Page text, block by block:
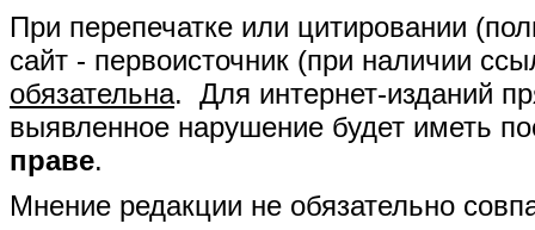
При перепечатке или цитировании
сайт - первоисточник (при наличии
обязательна. Для интернет-изданий
выявленное нарушение будет иметь
праве.
Мнение редакции не обязательно